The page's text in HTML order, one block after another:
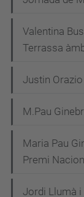
Valentina
Terrassa
Justin
M.Pau
Maria Pau
Premi
Jordi Llumà i